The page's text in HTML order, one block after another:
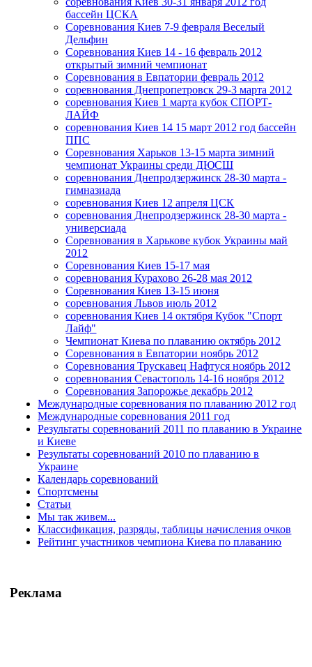
бассейн ЦСКА
Соревнования Киев 7-9 февраля Веселый
Дельфин
Соревнования Киев 14 - 16 февраль 2012
открытый зимний чемпионат
Соревнования в Евпатории февраль 2012
соревнования Днепропетровск 29-3 марта 2012
соревнования Киев 1 марта кубок СПОРТ-
ЛАЙФ
соревнования Киев 14 15 март 2012 год бассейн
ППС
Соревнования Харьков 13-15 марта зимний
чемпионат Украины среди ДЮСШ
соревнования Днепродзержинск 28-30 марта -
гимназиада
соревнования Киев 12 апреля ЦСК
соревнования Днепродзержинск 28-30 марта -
универсиада
Соревнования в Харькове кубок Украины май
2012
Соревнования Киев 15-17 мая
соревнования Курахово 26-28 мая 2012
Соревнования Киев 13-15 июня
соревнования Львов июль 2012
соревнования Киев 14 октября Кубок "Спорт
Лайф"
Чемпионат Киева по плаванию октябрь 2012
Соревнования в Евпатории ноябрь 2012
Соревнования Трускавец Нафтуся ноябрь 2012
соревнования Севастополь 14-16 ноября 2012
Соревнования Запорожье декабрь 2012
Международные соревнования по плаванию 2012 год
Международные соревнования 2011 год
Результаты соревнований 2011 по плаванию в Украине
и Киеве
Результаты соревнований 2010 по плаванию в
Украине
Календарь соревнований
Спортсмены
Статьи
Мы так живем...
Классификация, разряды, таблицы начисления очков
Рейтинг участников чемпиона Киева по плаванию
Реклама